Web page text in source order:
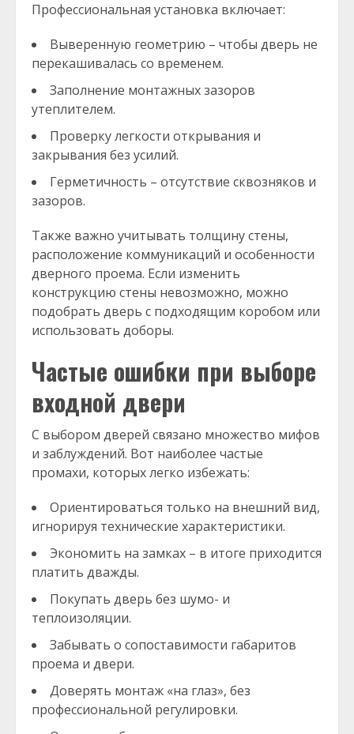
Профессиональная установка включает:
Выверенную геометрию – чтобы дверь не
перекашивалась со временем.
Заполнение монтажных зазоров
утеплителем.
Проверку легкости открывания и
закрывания без усилий.
Герметичность – отсутствие сквозняков и
зазоров.
Также важно учитывать толщину стены,
расположение коммуникаций и особенности
дверного проема. Если изменить
конструкцию стены невозможно, можно
подобрать дверь с подходящим коробом или
использовать доборы.
Частые ошибки при выборе
входной двери
С выбором дверей связано множество мифов
и заблуждений. Вот наиболее частые
промахи, которых легко избежать:
Ориентироваться только на внешний вид,
игнорируя технические характеристики.
Экономить на замках – в итоге приходится
платить дважды.
Покупать дверь без шумо- и
теплоизоляции.
Забывать о сопоставимости габаритов
проема и двери.
Доверять монтаж «на глаз», без
профессиональной регулировки.